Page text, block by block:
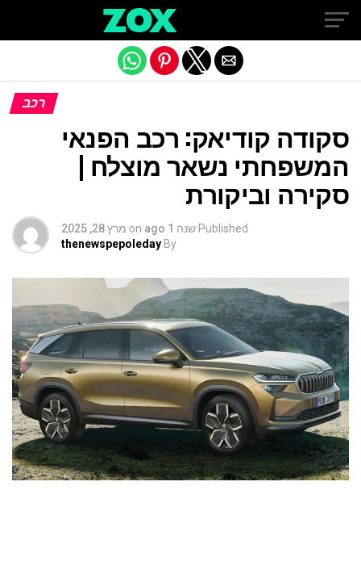
רכב
סקודה קודיאק: רכב הפנאי
המשפחתי נשאר מוצלח |
סקירה וביקורת
Published שנה 1 ago on מרץ 28, 2025
By
thenewspepoleday
Exit mobile version